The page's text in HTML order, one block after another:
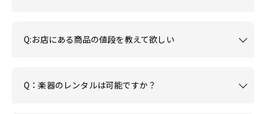
Q:お店にある商品の値段を教えて欲しい
Q：楽器のレンタルは可能ですか？